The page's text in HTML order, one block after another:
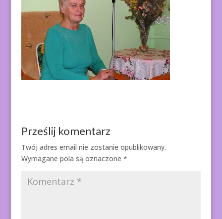
Prześlij komentarz
Twój adres email nie zostanie opublikowany.
Wymagane pola są oznaczone *